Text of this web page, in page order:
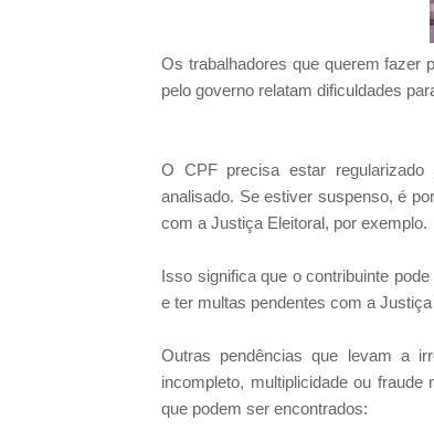
Os trabalhadores que querem fazer
pelo governo relatam dificuldades
O CPF precisa estar
analisado. Se estiver suspenso, é
com a Justiça Eleitoral, por exemplo.
Isso significa que o contribuinte
e ter multas pendentes com a Justiça
Outras pendências que levam a
incompleto, multiplicidade ou
que podem ser encontrados: